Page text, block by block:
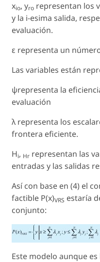
xio, yro representan los
y la i-esima salida,
evaluación.
ε representa un
Las variables están
ψrepresenta la
evaluación
λ representa los
frontera eficiente.
Hi, Hr representan las
entradas y las salidas
Así con base en (4) el
factible P(x)VRS estaría
conjunto:
Este modelo aunque